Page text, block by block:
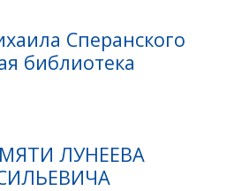
Сперанского
библиотека
ЛУНЕЕВА